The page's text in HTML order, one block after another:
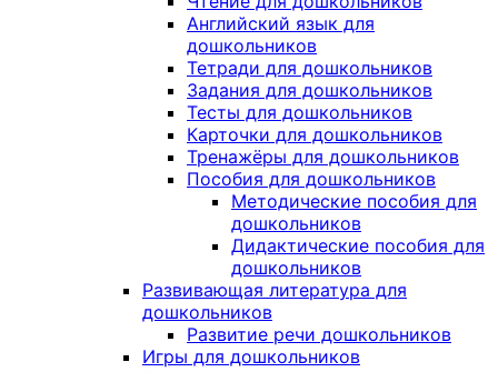
Английский язык для
дошкольников
Тетради для дошкольников
Задания для дошкольников
Тесты для дошкольников
Карточки для дошкольников
Тренажёры для дошкольников
Пособия для дошкольников
Методические пособия для
дошкольников
Дидактические пособия для
дошкольников
Развивающая литература для
дошкольников
Развитие речи дошкольников
Игры для дошкольников